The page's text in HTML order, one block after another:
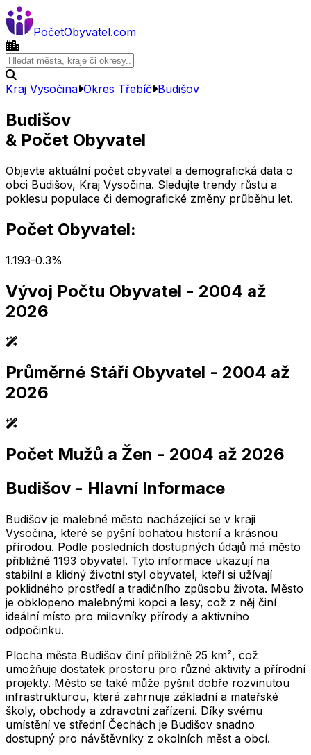
PočetObyvatel.com
Kraj Vysočina Okres Třebíč Budišov
Budišov
& Počet Obyvatel
Objevte aktuální počet obyvatel a demografická data o
obci Budišov, Kraj Vysočina. Sledujte trendy růstu a
poklesu populace či demografické změny průběhu let.
Počet Obyvatel:
1.193-0.3%
Vývoj Počtu Obyvatel - 2004 až
2026
2,005 2,010 2,015 2,020 2,025
2,005 2,010 2,015 2,020 2,025
Průměrné Stáří Obyvatel - 2004 až
2026
2,005 2,010 2,015 2,020 2,025
2,005 2,010 2,015 2,020 2,025
Počet Mužů a Žen - 2004 až 2026
Budišov - Hlavní Informace
Budišov je malebné město nacházející se v kraji
Vysočina, které se pyšní bohatou historií a krásnou
přírodou. Podle posledních dostupných údajů má město
přibližně 1193 obyvatel. Tyto informace ukazují na
stabilní a klidný životní styl obyvatel, kteří si užívají
poklidného prostředí a tradičního způsobu života. Město
je obklopeno malebnými kopci a lesy, což z něj činí
ideální místo pro milovníky přírody a aktivního
odpočinku.
Plocha města Budišov činí přibližně 25 km², což
umožňuje dostatek prostoru pro různé aktivity a přírodní
projekty. Město se také může pyšnit dobře rozvinutou
infrastrukturou, která zahrnuje základní a mateřské
školy, obchody a zdravotní zařízení. Díky svému
umístění ve střední Čechách je Budišov snadno
dostupný pro návštěvníky z okolních měst a obcí.